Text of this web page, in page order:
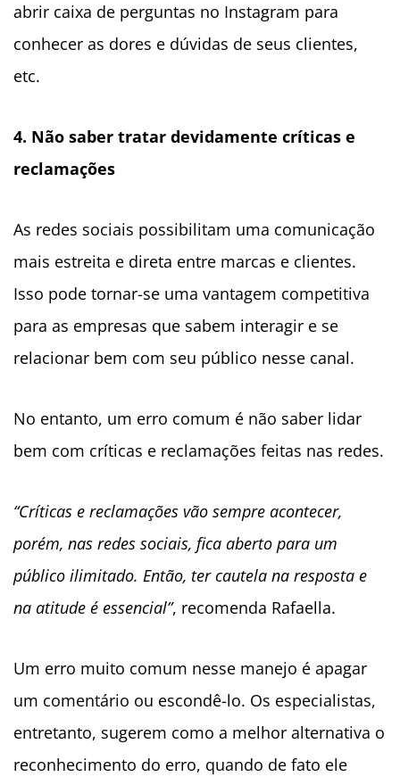
abrir caixa de perguntas no Instagram para
conhecer as dores e dúvidas de seus clientes,
etc.
4. Não saber tratar devidamente críticas e
reclamações
As redes sociais possibilitam uma comunicação
mais estreita e direta entre marcas e clientes.
Isso pode tornar-se uma vantagem competitiva
para as empresas que sabem interagir e se
relacionar bem com seu público nesse canal.
No entanto, um erro comum é não saber lidar
bem com críticas e reclamações feitas nas redes.
“Críticas e reclamações vão sempre acontecer,
porém, nas redes sociais, fica aberto para um
público ilimitado. Então, ter cautela na resposta e
na atitude é essencial”, recomenda Rafaella.
Um erro muito comum nesse manejo é apagar
um comentário ou escondê-lo. Os especialistas,
entretanto, sugerem como a melhor alternativa o
reconhecimento do erro, quando de fato ele